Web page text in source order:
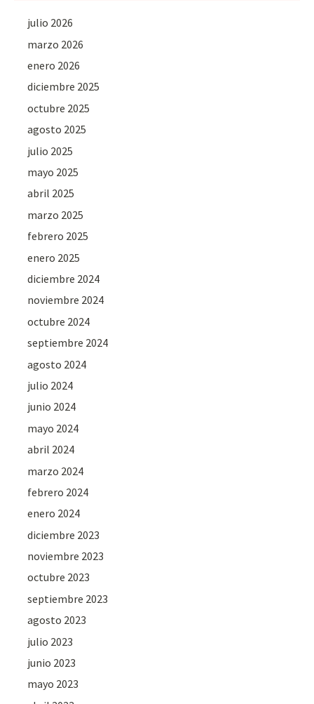
julio 2026
marzo 2026
enero 2026
diciembre 2025
octubre 2025
agosto 2025
julio 2025
mayo 2025
abril 2025
marzo 2025
febrero 2025
enero 2025
diciembre 2024
noviembre 2024
octubre 2024
septiembre 2024
agosto 2024
julio 2024
junio 2024
mayo 2024
abril 2024
marzo 2024
febrero 2024
enero 2024
diciembre 2023
noviembre 2023
octubre 2023
septiembre 2023
agosto 2023
julio 2023
junio 2023
mayo 2023